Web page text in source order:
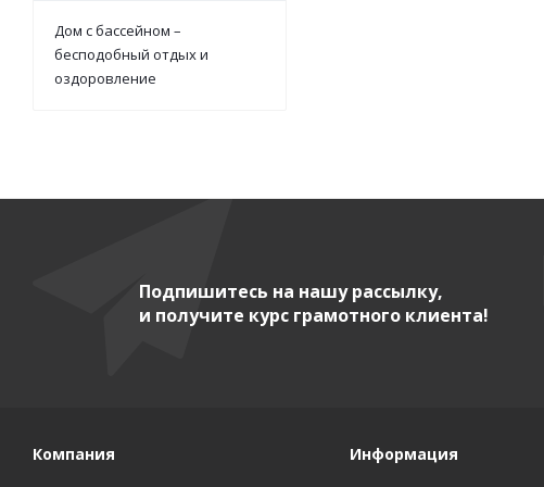
Дом с бассейном –
бесподобный отдых и
оздоровление
Подпишитесь на нашу рассылку,
и получите курс грамотного клиента!
Компания Информация